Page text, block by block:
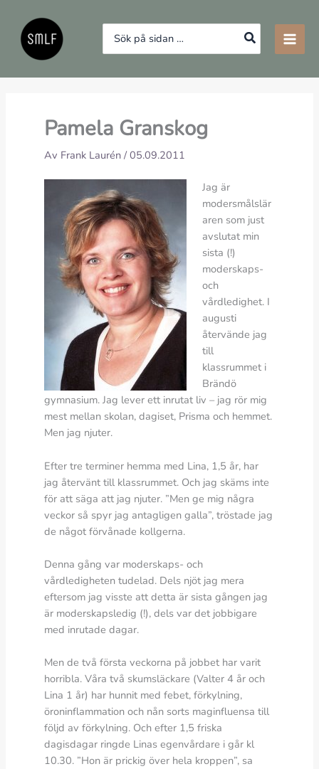
innehåll
Search
for:
Pamela Granskog
Av Frank Laurén/05.09.2011
Jag är
modersmålslär
aren som just
avslutat min
sista (!)
moderskaps-
och
vårdledighet. I
augusti
återvände jag
till
klassrummet i
Brändö
gymnasium. Jag lever ett inrutat liv – jag rör mig
mest mellan skolan, dagiset, Prisma och hemmet.
Men jag njuter.
Efter tre terminer hemma med Lina, 1,5 år, har
jag återvänt till klassrummet. Och jag skäms inte
för att säga att jag njuter. ”Men ge mig några
veckor så spyr jag antagligen galla”, tröstade jag
de något förvånade kollgerna.
Denna gång var moderskaps- och
vårdledigheten tudelad. Dels njöt jag mera
eftersom jag visste att detta är sista gången jag
är moderskapsledig (!), dels var det jobbigare
med inrutade dagar.
Men de två första veckorna på jobbet har varit
horribla. Våra två skumsläckare (Valter 4 år och
Lina 1 år) har hunnit med febet, förkylning,
öroninflammation och nån sorts maginfluensa till
följd av förkylning. Och efter 1,5 friska
dagisdagar ringde Linas egenvårdare i går kl
10.30. ”Hon är prickig över hela kroppen”, sa